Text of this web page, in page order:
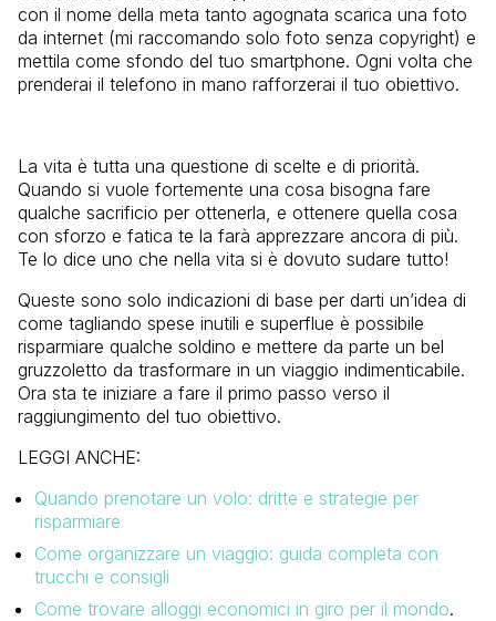
con il nome della meta tanto agognata scarica una foto
da internet (mi raccomando solo foto senza copyright) e
mettila come sfondo del tuo smartphone. Ogni volta che
prenderai il telefono in mano rafforzerai il tuo obiettivo.
La vita è tutta una questione di scelte e di priorità.
Quando si vuole fortemente una cosa bisogna fare
qualche sacrificio per ottenerla, e ottenere quella cosa
con sforzo e fatica te la farà apprezzare ancora di più.
Te lo dice uno che nella vita si è dovuto sudare tutto!
Queste sono solo indicazioni di base per darti un’idea di
come tagliando spese inutili e superflue è possibile
risparmiare qualche soldino e mettere da parte un bel
gruzzoletto da trasformare in un viaggio indimenticabile.
Ora sta te iniziare a fare il primo passo verso il
raggiungimento del tuo obiettivo.
LEGGI ANCHE:
Quando prenotare un volo: dritte e strategie per
risparmiare
Come organizzare un viaggio: guida completa con
trucchi e consigli
Come trovare alloggi economici in giro per il mondo.